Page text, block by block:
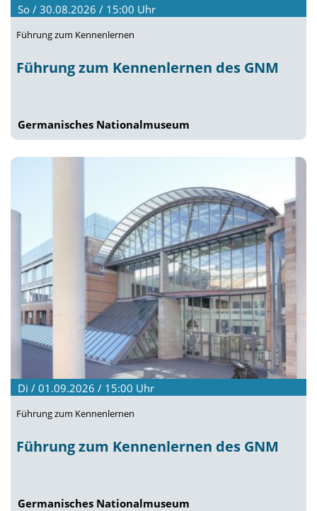
So / 30.08.2026 / 15:00 Uhr
Führung zum Kennenlernen
Führung zum Kennenlernen des GNM
Germanisches Nationalmuseum
Di / 01.09.2026 / 15:00 Uhr
Führung zum Kennenlernen
Führung zum Kennenlernen des GNM
Germanisches Nationalmuseum